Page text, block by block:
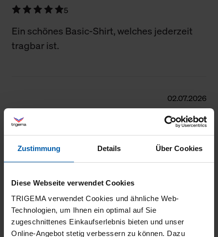
Zustimmung Details Über Cookies
Diese Webseite verwendet Cookies
TRIGEMA verwendet Cookies und ähnliche Web-
Technologien, um Ihnen ein optimal auf Sie
zugeschnittenes Einkaufserlebnis bieten und unser
Online-Angebot stetig verbessern zu können. Dazu
5
Ein schönes Basic-Shirt, welches jederzeit
tragbar ist.
02.07.2026
Alles Bestens
5
sehr gute Qualität